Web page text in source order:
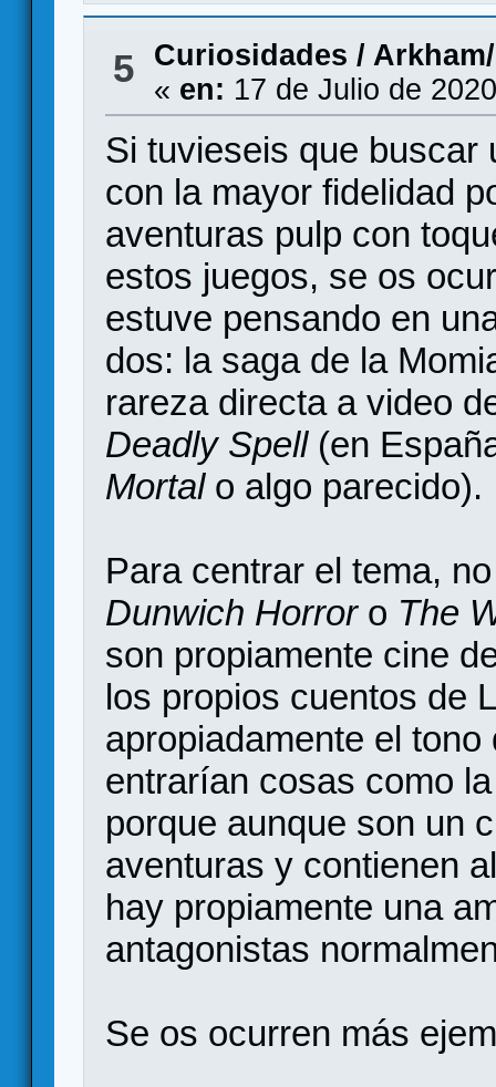
5 Curiosidades /
« en: 17 de Julio de
Si tuvieseis que buscar
con la mayor fidelidad
aventuras pulp con
estos juegos, se os
estuve pensando en
dos: la saga de la
rareza directa a video
Deadly Spell(en
Mortalo algo parecido).
Para centrar el tema,
Dunwich Horroro The
son propiamente cine
los propios cuentos de
apropiadamente el
entrarían cosas como
porque aunque son un
aventuras y contienen
hay propiamente una
antagonistas
Se os ocurren más